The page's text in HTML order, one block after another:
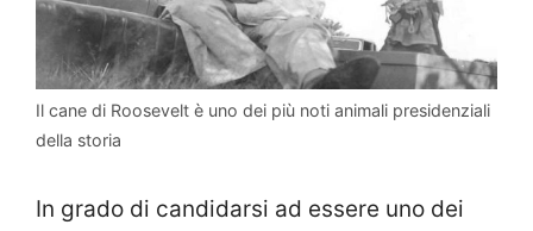
Il cane di Roosevelt è uno dei più noti animali presidenziali
della storia
In grado di candidarsi ad essere uno dei